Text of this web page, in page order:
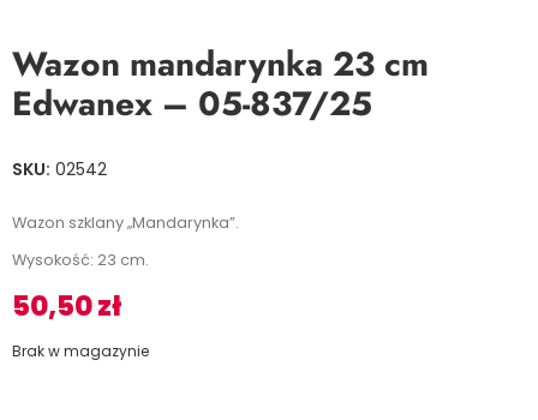
Wazon mandarynka 23 cm
Edwanex – 05-837/25
SKU: 02542
Wazon szklany „Mandarynka”.
Wysokość: 23 cm.
50,50zł
Brak w magazynie